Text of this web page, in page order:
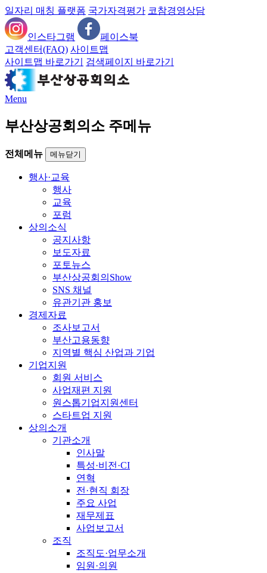
일자리 매칭 플랫폼 국가자격평가 코참경영상담
인스타그램
페이스북
고객센터(FAQ) 사이트맵
사이트맵 바로가기
검색페이지 바로가기
Menu
부산상공회의소 주메뉴
전체메뉴 메뉴닫기
행사·교육
행사
교육
포럼
상의소식
공지사항
보도자료
포토뉴스
부산상공회의Show
SNS 채널
유관기관 홍보
경제자료
조사보고서
부산고용동향
지역별 핵심 산업과 기업
기업지원
회원 서비스
사업재편 지원
원스톱기업지원센터
스타트업 지원
상의소개
기관소개
인사말
특성·비전·CI
연혁
전·현직 회장
주요 사업
재무제표
사업보고서
조직
조직도·업무소개
임원·의원